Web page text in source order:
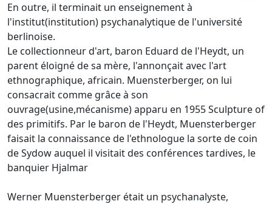
En outre, il terminait un enseignement à
l'institut(institution) psychanalytique de l'université
berlinoise.
Le collectionneur d'art, baron Eduard de l'Heydt, un
parent éloigné de sa mère, l'annonçait avec l'art
ethnographique, africain. Muensterberger, on lui
consacrait comme grâce à son
ouvrage(usine,mécanisme) apparu en 1955 Sculpture of
des primitifs. Par le baron de l'Heydt, Muensterberger
faisait la connaissance de l'ethnologue la sorte de coin
de Sydow auquel il visitait des conférences tardives, le
banquier Hjalmar
Werner Muensterberger était un psychanalyste,